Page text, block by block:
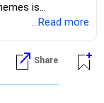
is
...Read more
Share